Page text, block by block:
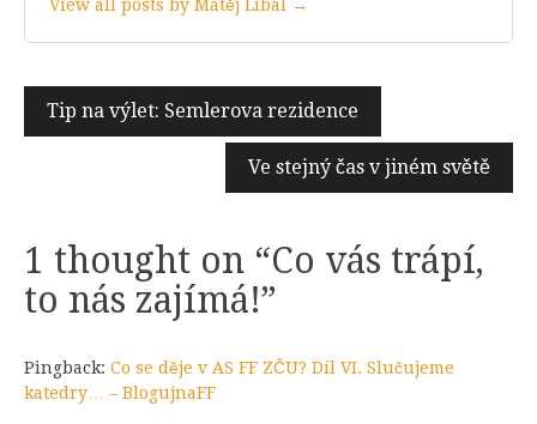
View all posts by Matěj Líbal →
Navigace
pro
Tip na výlet: Semlerova rezidence
Ve stejný čas v jiném světě
1 thought on “Co vás trápí,
to nás zajímá!”
Pingback: Co se děje v AS FF ZČU? Díl VI. Slučujeme
katedry… – BlogujnaFF